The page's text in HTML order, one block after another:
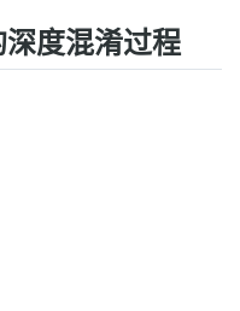
度混淆过程